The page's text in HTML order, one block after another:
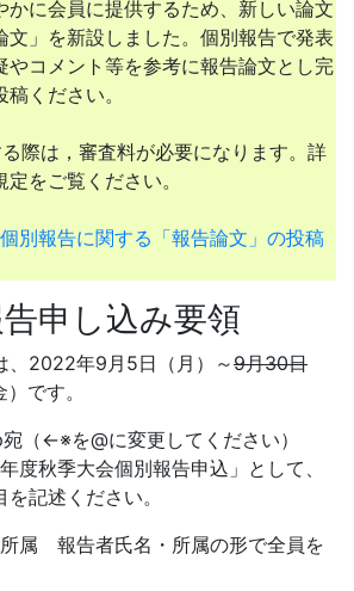
かに会員に提供するため、新しい論文
文」を新設しました。個別報告で発表
やコメント等を参考に報告論文とし完
ください。
際は，審査料が必要になります。詳
をご覧ください。
別報告に関する「報告論文」の投稿
申し込み要領
、2022年9月5日（月）～9月30日
です。
（←※を@に変更してください）
度秋季大会個別報告申込」として、
記述ください。
属 報告者氏名・所属の形で全員を